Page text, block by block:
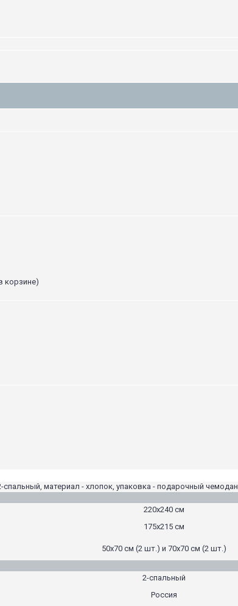
корзине)
материал - хлопок, упаковка - подарочный чемодан
220х240 см
175х215 см
50х70 см (2 шт.) и 70х70 см (2 шт.)
2-спальный
Россия